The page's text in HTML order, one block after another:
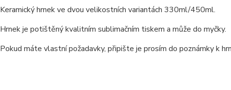
Keramický hrnek ve dvou velikostních variantách 330ml/450ml.
Hrnek je potištěný kvalitním sublimačním tiskem a může do myčky.
Pokud máte vlastní požadavky, připište je prosím do poznámky k